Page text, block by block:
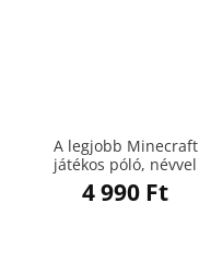
A legjobb Minecraft
játékos póló, névvel
4 990 Ft